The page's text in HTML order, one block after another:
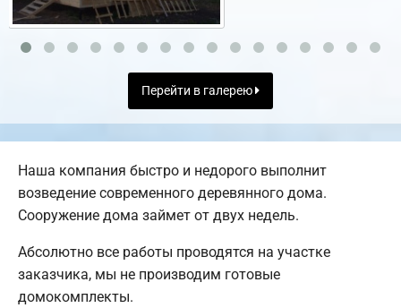
Перейти в галерею
Наша компания быстро и недорого выполнит
возведение современного деревянного дома.
Сооружение дома займет от двух недель.
Абсолютно все работы проводятся на участке
заказчика, мы не производим готовые
домокомплекты.